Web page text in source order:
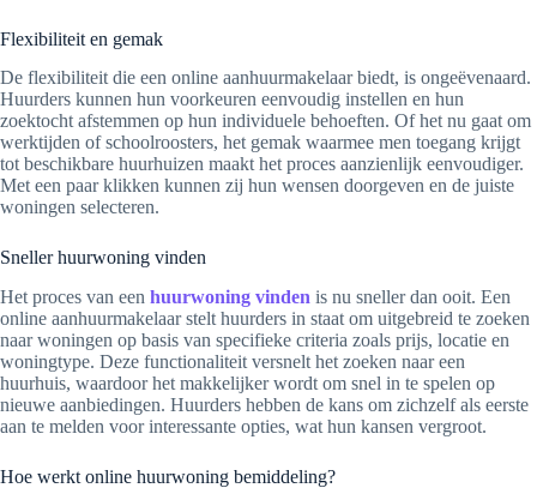
Flexibiliteit en gemak
De flexibiliteit die een online aanhuurmakelaar biedt, is ongeëvenaard.
Huurders kunnen hun voorkeuren eenvoudig instellen en hun
zoektocht afstemmen op hun individuele behoeften. Of het nu gaat om
werktijden of schoolroosters, het gemak waarmee men toegang krijgt
tot beschikbare huurhuizen maakt het proces aanzienlijk eenvoudiger.
Met een paar klikken kunnen zij hun wensen doorgeven en de juiste
woningen selecteren.
Sneller huurwoning vinden
Het proces van een huurwoning vinden is nu sneller dan ooit. Een
online aanhuurmakelaar stelt huurders in staat om uitgebreid te zoeken
naar woningen op basis van specifieke criteria zoals prijs, locatie en
woningtype. Deze functionaliteit versnelt het zoeken naar een
huurhuis, waardoor het makkelijker wordt om snel in te spelen op
nieuwe aanbiedingen. Huurders hebben de kans om zichzelf als eerste
aan te melden voor interessante opties, wat hun kansen vergroot.
Hoe werkt online huurwoning bemiddeling?